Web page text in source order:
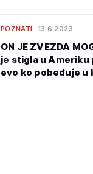
POZNATI 13.6.2023.
ON JE ZVEZDA
je stigla u Ameriku
evo ko pobeđuje u